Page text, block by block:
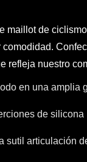
maillot de
refleja nuestro
en una amplia
de
sutil articulación